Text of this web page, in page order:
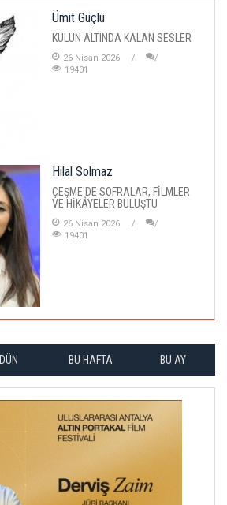
Ümit Güçlü
KÜLÜN ALTINDA KALAN SESLER
26 Nisan 2026
19401
Hilal Solmaz
ÇEŞME'DE SOFRALAR, FİLMLER
VE HİKÂYELER BULUŞTU
26 Nisan 2026
19401
DÜN BU HAFTA BU AY